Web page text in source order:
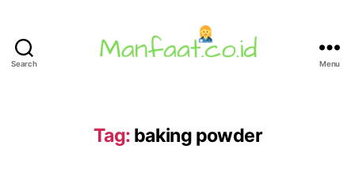
Search Menu
Tag: baking powder